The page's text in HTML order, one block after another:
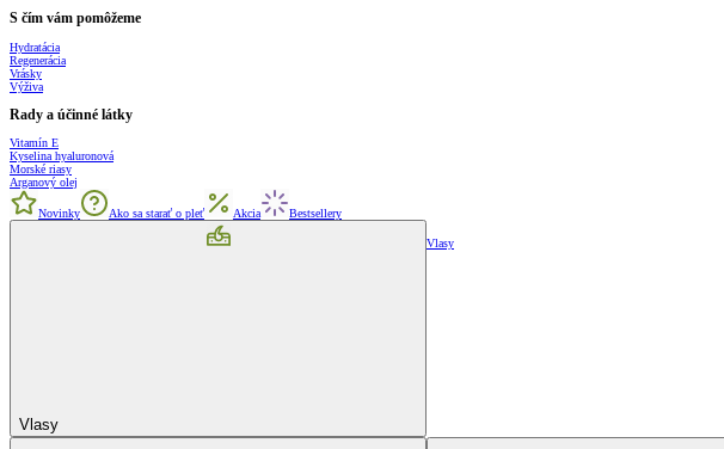
S čím vám pomôžeme
Hydratácia
Regenerácia
Vrásky
Výživa
Rady a účinné látky
Vitamín E
Kyselina hyaluronová
Morské riasy
Arganový olej
Novinky Ako sa starať o pleť Akcia Bestsellery
Vlasy
Vlasy